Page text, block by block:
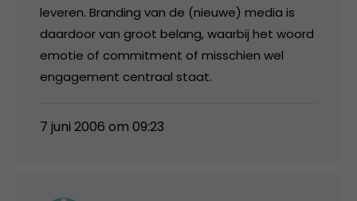
leveren. Branding van de (nieuwe) media is
daardoor van groot belang, waarbij het woord
emotie of commitment of misschien wel
engagement centraal staat.
7 juni 2006 om 09:23